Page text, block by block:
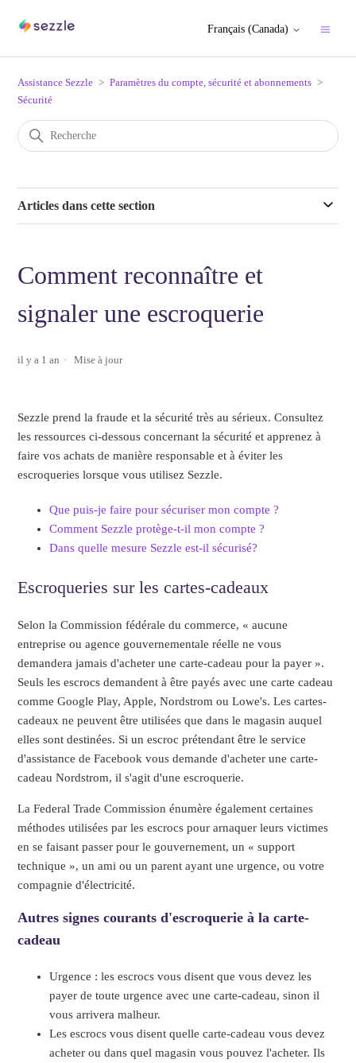
Français (Canada)
Assistance Sezzle
Paramètres du compte, sécurité et abonnements
Sécurité
Articles dans cette section
Comment reconnaître et
signaler une escroquerie
il y a 1 an Mise à jour
Sezzle prend la fraude et la sécurité très au sérieux. Consultez
les ressources ci-dessous concernant la sécurité et apprenez à
faire vos achats de manière responsable et à éviter les
escroqueries lorsque vous utilisez Sezzle.
Que puis-je faire pour sécuriser mon compte ?
Comment Sezzle protège-t-il mon compte ?
Dans quelle mesure Sezzle est-il sécurisé?
Escroqueries sur les cartes-cadeaux
Selon la Commission fédérale du commerce, « aucune
entreprise ou agence gouvernementale réelle ne vous
demandera jamais d'acheter une carte-cadeau pour la payer ».
Seuls les escrocs demandent à être payés avec une carte cadeau
comme Google Play, Apple, Nordstrom ou Lowe's. Les cartes-
cadeaux ne peuvent être utilisées que dans le magasin auquel
elles sont destinées. Si un escroc prétendant être le service
d'assistance de Facebook vous demande d'acheter une carte-
cadeau Nordstrom, il s'agit d'une escroquerie.
La Federal Trade Commission énumère également certaines
méthodes utilisées par les escrocs pour arnaquer leurs victimes
en se faisant passer pour le gouvernement, un « support
technique », un ami ou un parent ayant une urgence, ou votre
compagnie d'électricité.
Autres signes courants d'escroquerie à la carte-
cadeau
Urgence : les escrocs vous disent que vous devez les
payer de toute urgence avec une carte-cadeau, sinon il
vous arrivera malheur.
Les escrocs vous disent quelle carte-cadeau vous devez
acheter ou dans quel magasin vous pouvez l'acheter. Ils